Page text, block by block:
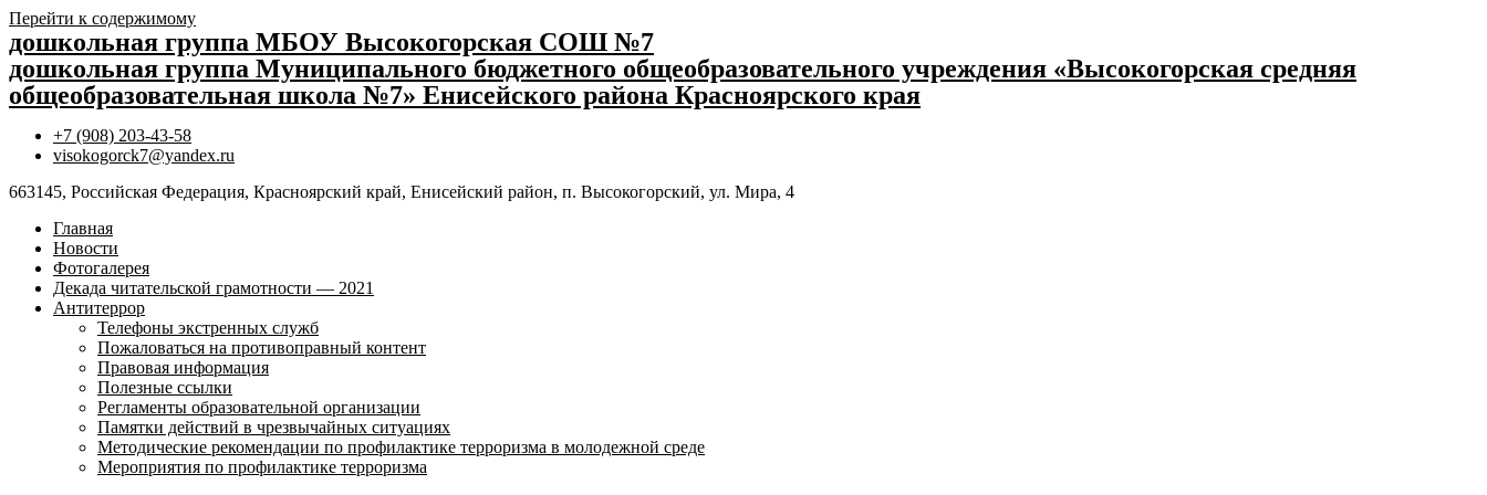
Перейти к содержимому
дошкольная группа МБОУ Высокогорская СОШ №7
дошкольная группа Муниципального бюджетного общеобразовательного учреждения «Высокогорская средняя
общеобразовательная школа №7» Енисейского района Красноярского края
+7 (908) 203-43-58
visokogorck7@yandex.ru
663145, Российская Федерация, Красноярский край, Енисейский район, п. Высокогорский, ул. Мира, 4
Главная
Новости
Фотогалерея
Декада читательской грамотности — 2021
Антитеррор
Телефоны экстренных служб
Пожаловаться на противоправный контент
Правовая информация
Полезные ссылки
Регламенты образовательной организации
Памятки действий в чрезвычайных ситуациях
Методические рекомендации по профилактике терроризма в молодежной среде
Мероприятия по профилактике терроризма